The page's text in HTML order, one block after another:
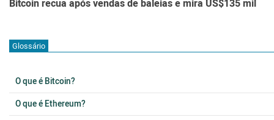
Bitcoin recua após vendas de baleias e mira US$135 mil
Glossário
O que é Bitcoin?
O que é Ethereum?